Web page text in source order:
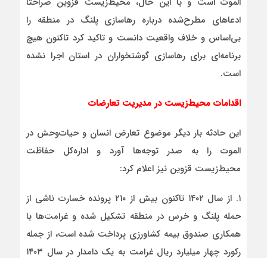
ادعاهای مطرح‌شده درباره رهاسازی پلنگ در منطقه را
بی‌اساس و خلاف واقعیت دانست و تاکید کرد تاکنون هیچ
برنامه‌ای برای رهاسازی گوشتخواران در استان اجرا نشده
است.
اقدامات محیط‌زیست در مدیریت تعارضات
این حادثه بار دیگر موضوع تعارض انسان و حیات‌وحش در
الموت را به صدر توجه‌ها آورد و اداره‌کل حفاظت
محیط‌زیست قزوین نیز اعلام کرد:
۱. از سال ۱۴۰۲ تاکنون بیش از ۲۱۰ پرونده خسارت ناشی از
حمله پلنگ و خرس در منطقه تشکیل شده و غرامت‌ها با
همکاری صندوق بیمه کشاورزی پرداخت شده است، از جمله
رکورد چهار میلیارد ریال غرامت به یک دامدار در سال ۱۴۰۳